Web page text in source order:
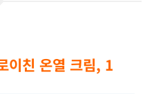
이친 온열 크림, 1